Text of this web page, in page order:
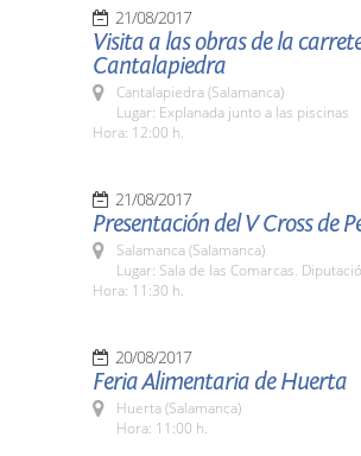
21/08/2017
Visita a las obras de la
Cantalapiedra
Cantalapiedra (Salamanca)
Lugar: Explanada junto a las piscinas
Hora: 12:00 h.
21/08/2017
Presentación del V Cross de
Salamanca (Salamanca)
Lugar: Sala de las Comarcas.
Hora: 11:30 h.
20/08/2017
Feria Alimentaria de Huerta
Huerta (Salamanca)
Hora: 11:00 h.